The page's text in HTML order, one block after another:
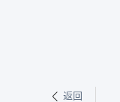
返回